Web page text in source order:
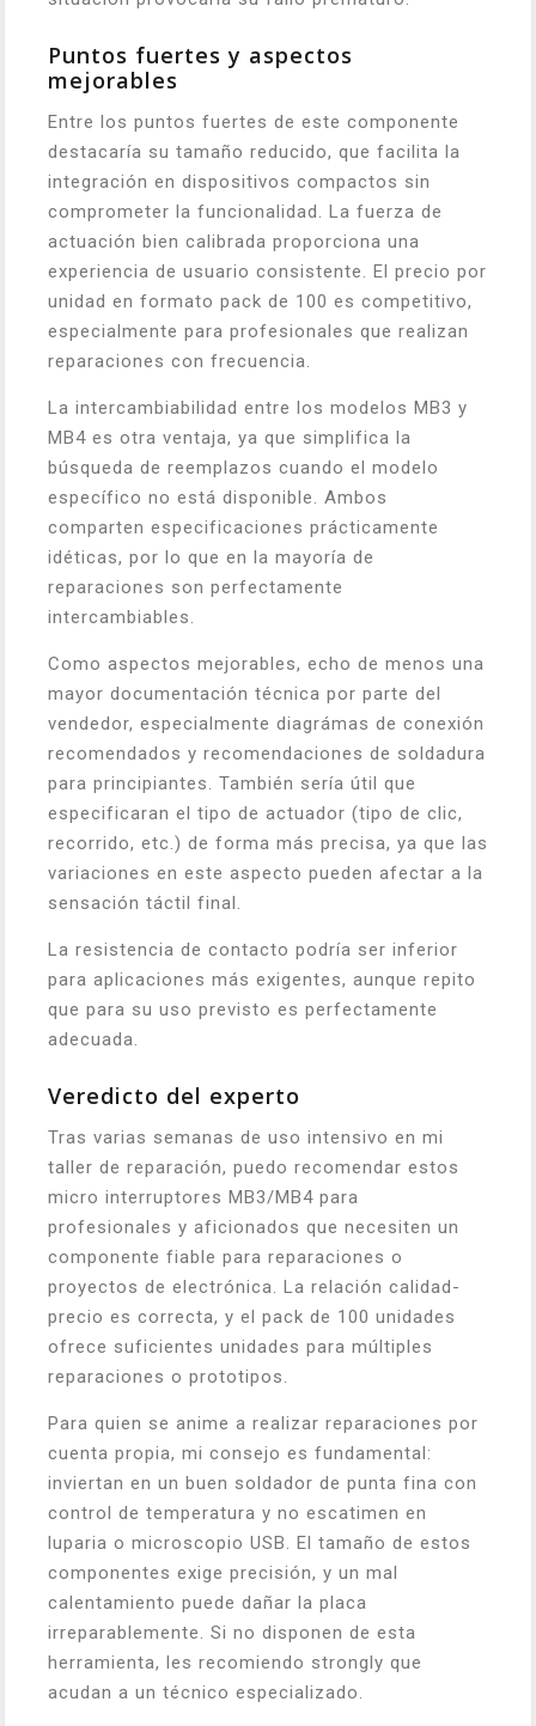
Puntos fuertes y aspectos
mejorables
Entre los puntos fuertes de este componente
destacaría su tamaño reducido, que facilita la
integración en dispositivos compactos sin
comprometer la funcionalidad. La fuerza de
actuación bien calibrada proporciona una
experiencia de usuario consistente. El precio por
unidad en formato pack de 100 es competitivo,
especialmente para profesionales que realizan
reparaciones con frecuencia.
La intercambiabilidad entre los modelos MB3 y
MB4 es otra ventaja, ya que simplifica la
búsqueda de reemplazos cuando el modelo
específico no está disponible. Ambos
comparten especificaciones prácticamente
idéticas, por lo que en la mayoría de
reparaciones son perfectamente
intercambiables.
Como aspectos mejorables, echo de menos una
mayor documentación técnica por parte del
vendedor, especialmente diagrámas de conexión
recomendados y recomendaciones de soldadura
para principiantes. También sería útil que
especificaran el tipo de actuador (tipo de clic,
recorrido, etc.) de forma más precisa, ya que las
variaciones en este aspecto pueden afectar a la
sensación táctil final.
La resistencia de contacto podría ser inferior
para aplicaciones más exigentes, aunque repito
que para su uso previsto es perfectamente
adecuada.
Veredicto del experto
Tras varias semanas de uso intensivo en mi
taller de reparación, puedo recomendar estos
micro interruptores MB3/MB4 para
profesionales y aficionados que necesiten un
componente fiable para reparaciones o
proyectos de electrónica. La relación calidad-
precio es correcta, y el pack de 100 unidades
ofrece suficientes unidades para múltiples
reparaciones o prototipos.
Para quien se anime a realizar reparaciones por
cuenta propia, mi consejo es fundamental:
inviertan en un buen soldador de punta fina con
control de temperatura y no escatimen en
luparia o microscopio USB. El tamaño de estos
componentes exige precisión, y un mal
calentamiento puede dañar la placa
irreparablemente. Si no disponen de esta
herramienta, les recomiendo strongly que
acudan a un técnico especializado.